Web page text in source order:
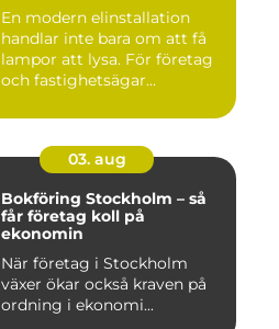
En modern elinstallation
handlar inte bara om att få
lampor att lysa. För företag
och fastighetsägar...
03. aug
Bokföring Stockholm – så
får företag koll på
ekonomin
När företag i Stockholm
växer ökar också kraven på
ordning i ekonomi...